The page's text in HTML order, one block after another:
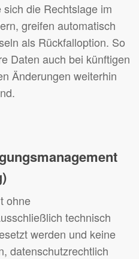
die Rechtslage im
greifen automatisch
als Rückfalloption. So
Daten auch bei künftigen
Änderungen weiterhin
ohne
technisch
werden und keine
datenschutzrechtlich